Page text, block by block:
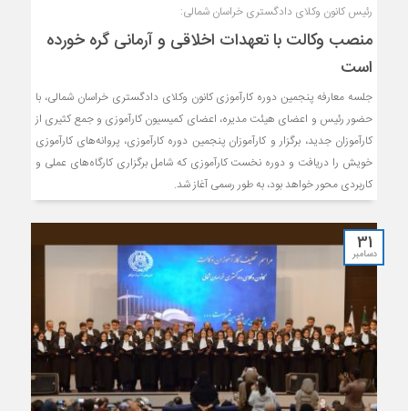
رئیس کانون وکلای دادگستری خراسان شمالی:
منصب وکالت با تعهدات اخلاقی و آرمانی گره خورده
است
جلسه معارفه پنجمین دوره کارآموزی کانون وکلای دادگستری خراسان شمالی، با
حضور رئیس و اعضای هیئت مدیره، اعضای کمیسیون کارآموزی و جمع کثیری از
کارآموزان جدید، برگزار و کارآموزان پنجمین دوره کارآموزی، پروانه‌های کارآموزی
خویش را دریافت و دوره نخست کارآموزی که شامل برگزاری کارگاه‌های عملی و
کاربردی محور خواهد بود، به طور رسمی آغاز شد.
31
دسامبر